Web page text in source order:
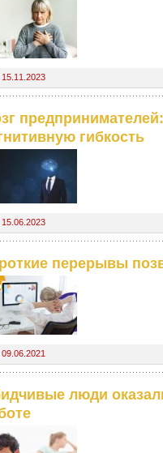
15.11.2023
гибкость
15.06.2023
перерывы
09.06.2021
люди